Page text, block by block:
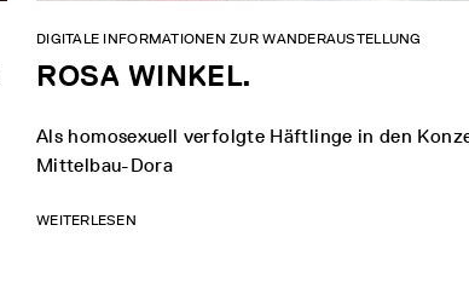
ROSA WINKEL.
DIGITALE INFORMATIONEN ZUR WANDERAUSTELLUNG
Als homosexuell verfolgte Häftlinge in den
Mittelbau-Dora
WEITERLESEN